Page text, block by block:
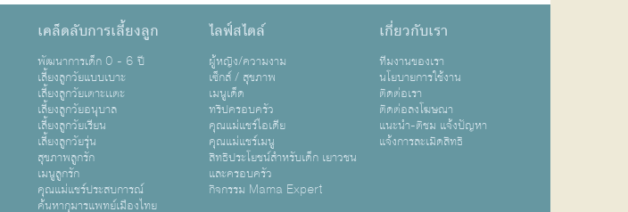
เคล็ดลับการเลี้ยงลูก
พัฒนาการเด็ก 0 - 6 ปี
เลี้ยงลูกวัยแบบเบาะ
เลี้ยงลูกวัยเตาะเเตะ
เลี้ยงลูกวัยอนุบาล
เลี้ยงลูกวัยเรียน
เลี้ยงลูกวัยรุ่น
สุขภาพลูกรัก
เมนูลูกรัก
คุณแม่แชร์ประสบการณ์
ค้นหากุมารแพทย์เมืองไทย
ไลฟ์สไตล์
ผู้หญิง/ความงาม
เซ็กส์ / สุขภาพ
เมนูเด็ด
ทริปครอบครัว
คุณแม่แชร์ไอเดีย
คุณแม่แชร์เมนู
สิทธิประโยชน์สำหรับเด็ก เยาวชน
และครอบครัว
กิจกรรม Mama Expert
เกี่ยวกับเรา
ทีมงานของเรา
นโยบายการใช้งาน
ติดต่อเรา
ติดต่อลงโฆษณา
แนะนำ-ติชม แจ้งปัญหา
แจ้งการละเมิดสิทธิ